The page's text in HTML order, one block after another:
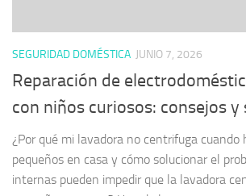
SEGURIDAD DOMÉSTICA JUNIO 7, 2026
Reparación de
con niños curiosos: consejos y
¿Por qué mi lavadora no centrifuga cuando
pequeños en casa y cómo solucionar el
internas pueden impedir que la lavadora